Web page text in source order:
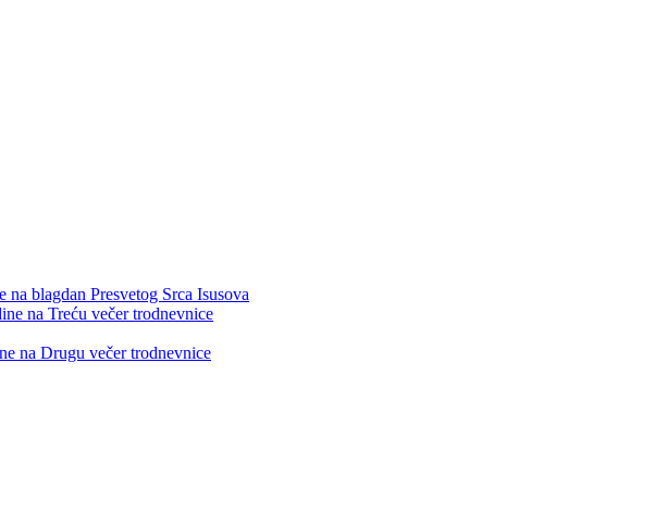
blagdan Presvetog Srca Isusova
na Treću večer trodnevnice
na Drugu večer trodnevnice